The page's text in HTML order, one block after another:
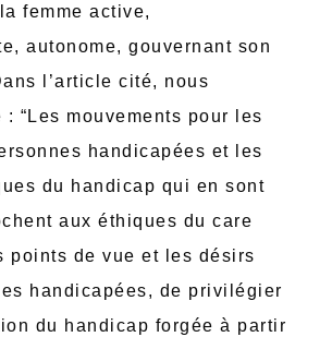
femme active,
autonome, gouvernant son
l’article cité, nous
“Les mouvements pour les
handicapées et les
du handicap qui en sont
aux éthiques du care
points de vue et les désirs
handicapées, de privilégier
du handicap forgée à partir